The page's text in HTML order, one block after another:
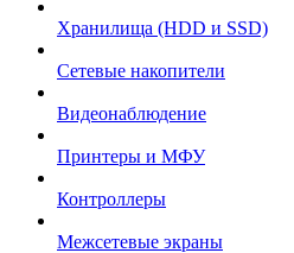
Хранилища (HDD и SSD)
Сетевые накопители
Видеонаблюдение
Принтеры и МФУ
Контроллеры
Межсетевые экраны